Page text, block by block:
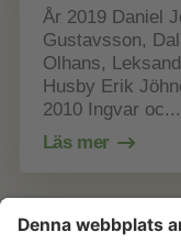
År 2019 Daniel
Gustavsson,
Olhans,
Husby Erik
2010 Ingvar oc...
Läs mer